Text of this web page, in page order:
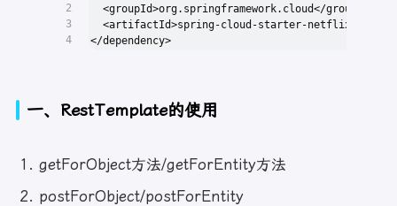
2
3
4
  <groupId>org.springframework.cloud</groupId>
<artifactId>spring-cloud-starter-netflix-
</dependency>
一、RestTemplate的使用
getForObject方法/getForEntity方法
postForObject/postForEntity